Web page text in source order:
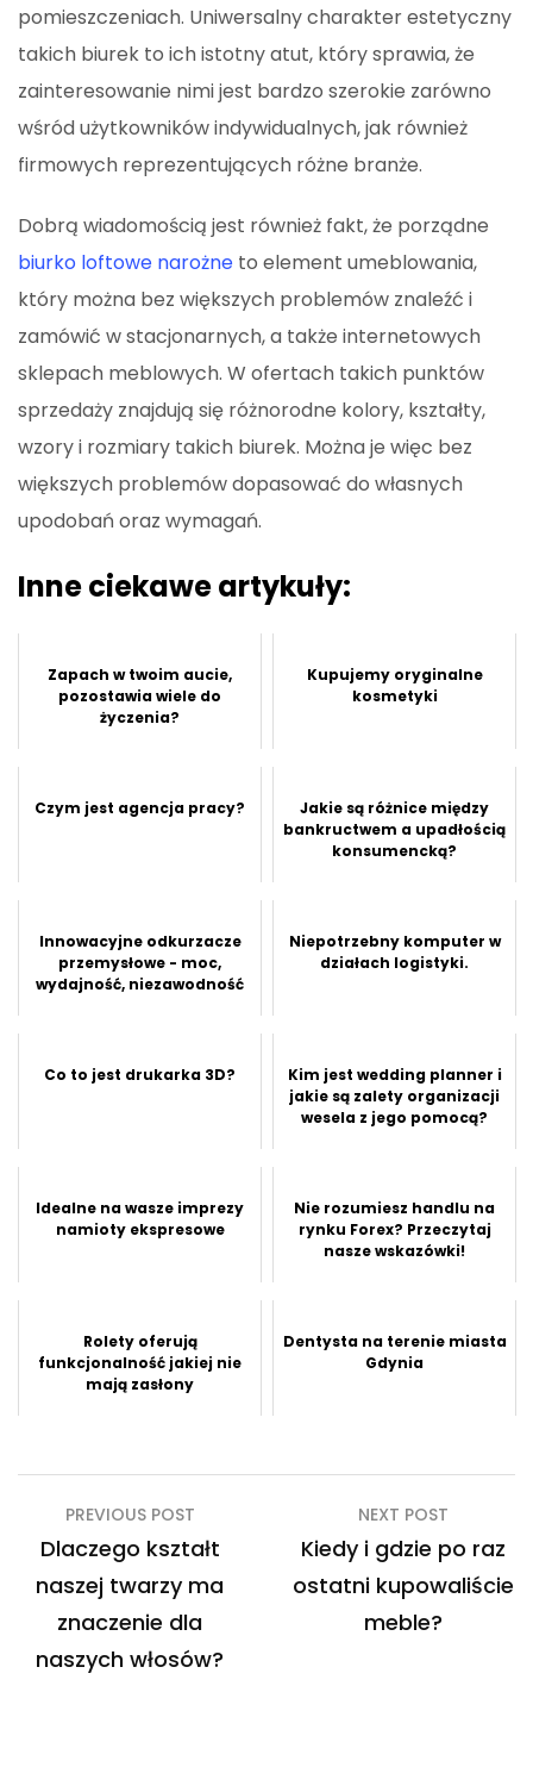
pomieszczeniach. Uniwersalny charakter estetyczny
takich biurek to ich istotny atut, który sprawia, że
zainteresowanie nimi jest bardzo szerokie zarówno
wśród użytkowników indywidualnych, jak również
firmowych reprezentujących różne branże.
Dobrą wiadomością jest również fakt, że porządne
biurko loftowe narożne to element umeblowania,
który można bez większych problemów znaleźć i
zamówić w stacjonarnych, a także internetowych
sklepach meblowych. W ofertach takich punktów
sprzedaży znajdują się różnorodne kolory, kształty,
wzory i rozmiary takich biurek. Można je więc bez
większych problemów dopasować do własnych
upodobań oraz wymagań.
Inne ciekawe artykuły:
Zapach w twoim aucie,
pozostawia wiele do
życzenia?
Kupujemy oryginalne
kosmetyki
Czym jest agencja pracy?
Jakie są różnice między
bankructwem a upadłością
konsumencką?
Innowacyjne odkurzacze
przemysłowe - moc,
wydajność, niezawodność
Niepotrzebny komputer w
działach logistyki.
Co to jest drukarka 3D?
Kim jest wedding planner i
jakie są zalety organizacji
wesela z jego pomocą?
Idealne na wasze imprezy
namioty ekspresowe
Nie rozumiesz handlu na
rynku Forex? Przeczytaj
nasze wskazówki!
Rolety oferują
funkcjonalność jakiej nie
mają zasłony
Dentysta na terenie miasta
Gdynia
Nawigacja
wpisu
PREVIOUS POST
Dlaczego kształt
naszej twarzy ma
znaczenie dla
naszych włosów?
NEXT POST
Kiedy i gdzie po raz
ostatni kupowaliście
meble?